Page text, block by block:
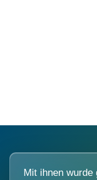
Mit ihnen